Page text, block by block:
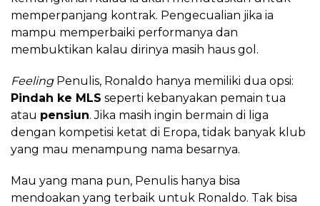
memperpanjang kontrak. Pengecualian jika ia
mampu memperbaiki performanya dan
membuktikan kalau dirinya masih haus gol.
Feeling Penulis, Ronaldo hanya memiliki dua opsi:
Pindah ke MLS seperti kebanyakan pemain tua
atau pensiun. Jika masih ingin bermain di liga
dengan kompetisi ketat di Eropa, tidak banyak klub
yang mau menampung nama besarnya.
Mau yang mana pun, Penulis hanya bisa
mendoakan yang terbaik untuk Ronaldo. Tak bisa